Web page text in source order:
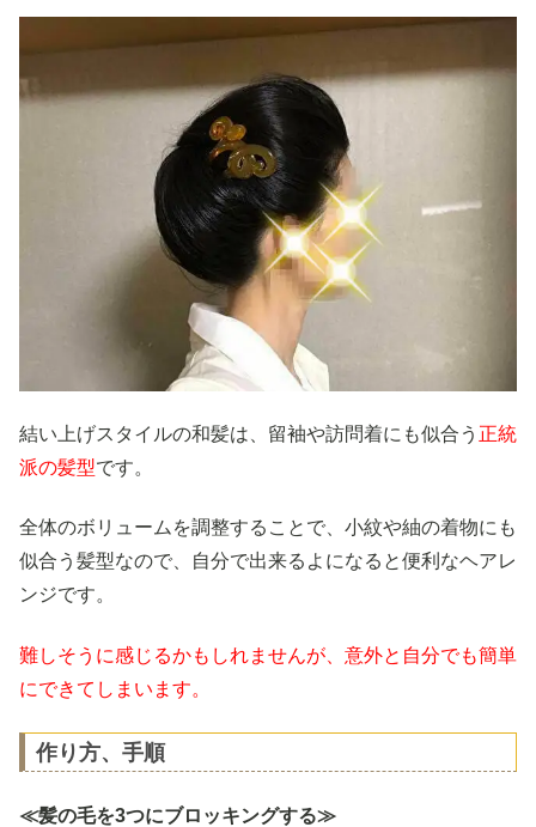
結い上げスタイルの和髪は、留袖や訪問着にも似合う 正統
派の髪型です。
全体のボリュームを調整することで、小紋や紬の着物にも
似合う髪型なので、自分で出来るよになると便利なヘアレ
ンジです。
難しそうに感じるかもしれませんが、意外と自分でも簡単
にできてしまいます。
作り方、手順
≪髪の毛を3つにブロッキングする≫